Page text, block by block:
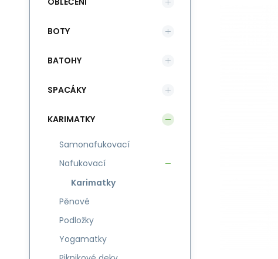
BOTY
BATOHY
SPACÁKY
KARIMATKY
Samonafukovací
Nafukovací
Karimatky
Pěnové
Podložky
Yogamatky